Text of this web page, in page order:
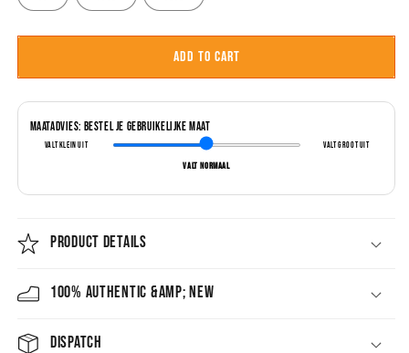
Add to cart
Maatadvies: Bestel je gebruikelijke maat
Valt klein uit Valt groot uit
Valt normaal
PRODUCT DETAILS
100% AUTHENTIC &amp; NEW
DISPATCH